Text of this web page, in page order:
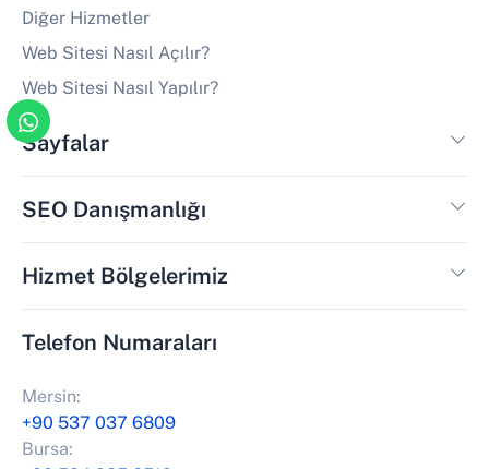
Diğer Hizmetler
Web Sitesi Nasıl Açılır?
Web Sitesi Nasıl Yapılır?
Sayfalar
SEO Danışmanlığı
Hizmet Bölgelerimiz
Telefon Numaraları
Mersin:
+90 537 037 6809
Bursa: